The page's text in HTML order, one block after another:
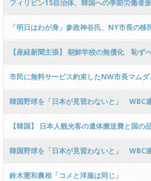
フィリピン15自治体、韓国への季節労働
身売買などが繰り返し発生
「明日はわが身」参政神谷氏、NY市長の
の人種変わる」
【産経新聞主張】 朝鮮学校の無償化 恥ず
面ウニダー★]
市民に無料サービス約束したNW市長マム
杯約2000円請求し批判殺到
韓国野球を「日本が見習わないと」 WBC
ルの“脅威”
【韓国】 日本人観光客の遺体搬送費と国の
韓国野球を「日本が見習わないと」 WBC
ルの“脅威”
鈴木憲和農相「コメと洋服は同じ」